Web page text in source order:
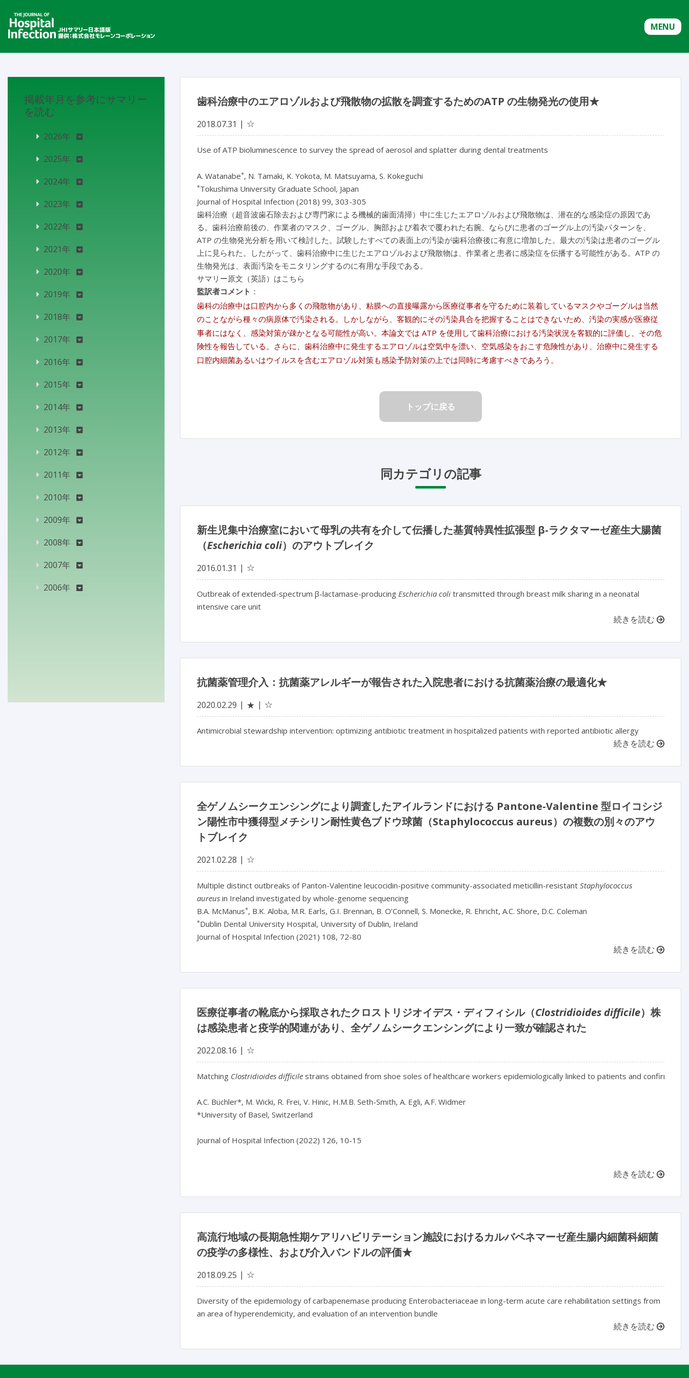
MENU
歯科治療中のエアロゾルおよび飛散物の拡散を調査するためのATP の生物発光の使用★
2018.07.31 ☆
Use of ATP bioluminescence to survey the spread of aerosol and splatter during dental treatments
A. Watanabe*, N. Tamaki, K. Yokota, M. Matsuyama, S. Kokeguchi
*Tokushima University Graduate School, Japan
Journal of Hospital Infection (2018) 99, 303-305
歯科治療（超音波歯石除去および専門家による機械的歯面清掃）中に生じたエアロゾルおよび飛散物は、潜在的な感染症の原因であ
る。歯科治療前後の、作業者のマスク、ゴーグル、胸部および着衣で覆われた右腕、ならびに患者のゴーグル上の汚染パターンを、
ATP の生物発光分析を用いて検討した。試験したすべての表面上の汚染が歯科治療後に有意に増加した。最大の汚染は患者のゴーグル
上に見られた。したがって、歯科治療中に生じたエアロゾルおよび飛散物は、作業者と患者に感染症を伝播する可能性がある。ATP の
生物発光は、表面汚染をモニタリングするのに有用な手段である。
サマリー原文（英語）はこちら
監訳者コメント ：
歯科の治療中は口腔内から多くの飛散物があり、粘膜への直接曝露から医療従事者を守るために装着しているマスクやゴーグルは当然
のことながら種々の病原体で汚染される。しかしながら、客観的にその汚染具合を把握することはできないため、汚染の実感が医療従
事者にはなく、感染対策が疎かとなる可能性が高い。本論文では ATP を使用して歯科治療における汚染状況を客観的に評価し、その危
険性を報告している。さらに、歯科治療中に発生するエアロゾルは空気中を漂い、空気感染をおこす危険性があり、治療中に発生する
口腔内細菌あるいはウイルスを含むエアロゾル対策も感染予防対策の上では同時に考慮すべきであろう。
トップに戻る
同カテゴリの記事
新生児集中治療室において母乳の共有を介して伝播した基質特異性拡張型 β-ラクタマーゼ産生大腸菌
（Escherichia coli）のアウトブレイク
2016.01.31 ☆
Outbreak of extended-spectrum β-lactamase-producing Escherichia coli transmitted through breast milk sharing in a neonatal
intensive care unit
続きを読む
抗菌薬管理介入：抗菌薬アレルギーが報告された入院患者における抗菌薬治療の最適化★
2020.02.29 ★ ☆
Antimicrobial stewardship intervention: optimizing antibiotic treatment in hospitalized patients with reported antibiotic allergy
続きを読む
全ゲノムシークエンシングにより調査したアイルランドにおける Pantone-Valentine 型ロイコシジ
ン陽性市中獲得型メチシリン耐性黄色ブドウ球菌（Staphylococcus aureus）の複数の別々のアウ
トブレイク
2021.02.28 ☆
Multiple distinct outbreaks of Panton-Valentine leucocidin-positive community-associated meticillin-resistant Staphylococcus
aureus in Ireland investigated by whole-genome sequencing
B.A. McManus*, B.K. Aloba, M.R. Earls, G.I. Brennan, B. O’Connell, S. Monecke, R. Ehricht, A.C. Shore, D.C. Coleman
*Dublin Dental University Hospital, University of Dublin, Ireland
Journal of Hospital Infection (2021) 108, 72-80
続きを読む
医療従事者の靴底から採取されたクロストリジオイデス・ディフィシル（Clostridioides difficile）株
は感染患者と疫学的関連があり、全ゲノムシークエンシングにより一致が確認された
2022.08.16 ☆
Matching Clostridioides difficile strains obtained from shoe soles of healthcare workers epidemiologically linked to patients and confirmed
A.C. Büchler*, M. Wicki, R. Frei, V. Hinic, H.M.B. Seth-Smith, A. Egli, A.F. Widmer
*University of Basel, Switzerland
Journal of Hospital Infection (2022) 126, 10-15
続きを読む
高流行地域の長期急性期ケアリハビリテーション施設におけるカルバペネマーゼ産生腸内細菌科細菌
の疫学の多様性、および介入バンドルの評価★
2018.09.25 ☆
Diversity of the epidemiology of carbapenemase producing Enterobacteriaceae in long-term acute care rehabilitation settings from
an area of hyperendemicity, and evaluation of an intervention bundle
続きを読む
掲載年月を参考にサマリー
を読む
2026年
2025年
2024年
2023年
2022年
2021年
2020年
2019年
2018年
2017年
2016年
2015年
2014年
2013年
2012年
2011年
2010年
2009年
2008年
2007年
2006年